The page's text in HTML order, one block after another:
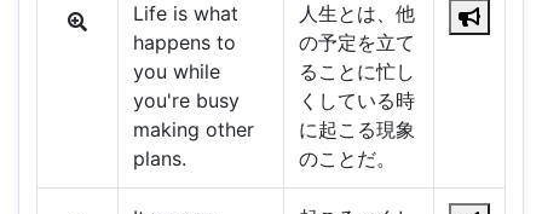
Life is what
happens to
you while
you're busy
making other
plans.
人生とは、他
の予定を立て
ることに忙し
くしている時
に起こる現象
のことだ。